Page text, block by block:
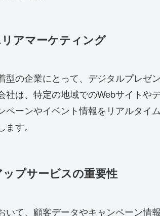
アマーケティング
型の企業にとって、デジタルプレ
社は、特定の地域でのWebサイト
ペーンやイベント情報をリアルタイ
す。
プサービスの重要性
いて、顧客データやキャンペーン